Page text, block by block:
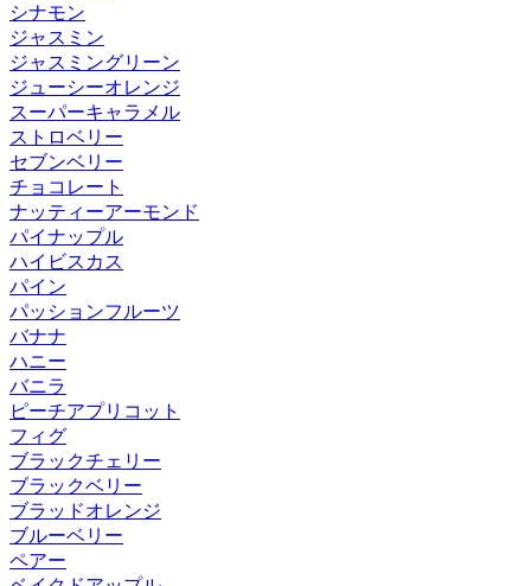
シナモン
ジャスミン
ジャスミングリーン
ジューシーオレンジ
スーパーキャラメル
ストロベリー
セブンベリー
チョコレート
ナッティーアーモンド
パイナップル
ハイビスカス
パイン
パッションフルーツ
バナナ
ハニー
バニラ
ピーチアプリコット
フィグ
ブラックチェリー
ブラックベリー
ブラッドオレンジ
ブルーベリー
ペアー